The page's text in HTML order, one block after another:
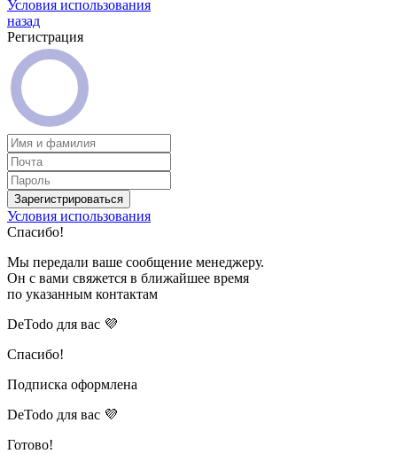
Условия использования
назад
Регистрация
Зарегистрироваться
Условия использования
Спасибо!
Мы передали ваше сообщение менеджеру.
Он с вами свяжется в ближайшее время
по указанным контактам
DeTodo для вас 💜
Спасибо!
Подписка оформлена
DeTodo для вас 💜
Готово!